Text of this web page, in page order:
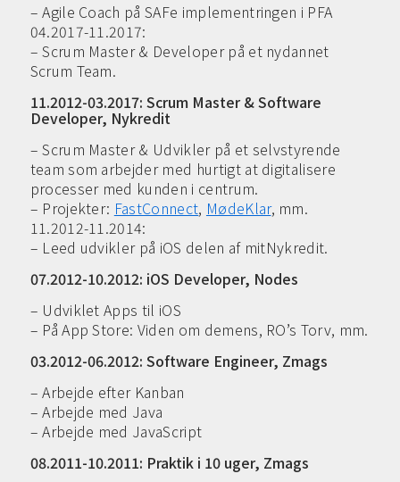
– Agile Coach på SAFe implementringen i PFA
04.2017-11.2017:
– Scrum Master & Developer på et nydannet
Scrum Team.
11.2012-03.2017: Scrum Master & Software
Developer, Nykredit
– Scrum Master & Udvikler på et selvstyrende
team som arbejder med hurtigt at digitalisere
processer med kunden i centrum.
– Projekter: FastConnect, MødeKlar, mm.
11.2012-11.2014:
– Leed udvikler på iOS delen af mitNykredit.
07.2012-10.2012: iOS Developer, Nodes
– Udviklet Apps til iOS
– På App Store: Viden om demens, RO’s Torv, mm.
03.2012-06.2012: Software Engineer, Zmags
– Arbejde efter Kanban
– Arbejde med Java
– Arbejde med JavaScript
08.2011-10.2011: Praktik i 10 uger, Zmags